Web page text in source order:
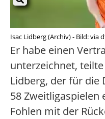
Isac Lidberg (Archiv) - Bild: via
Er habe einen
unterzeichnet,
Lidberg, der für die
58 Zweitligaspielen
Fohlen mit der